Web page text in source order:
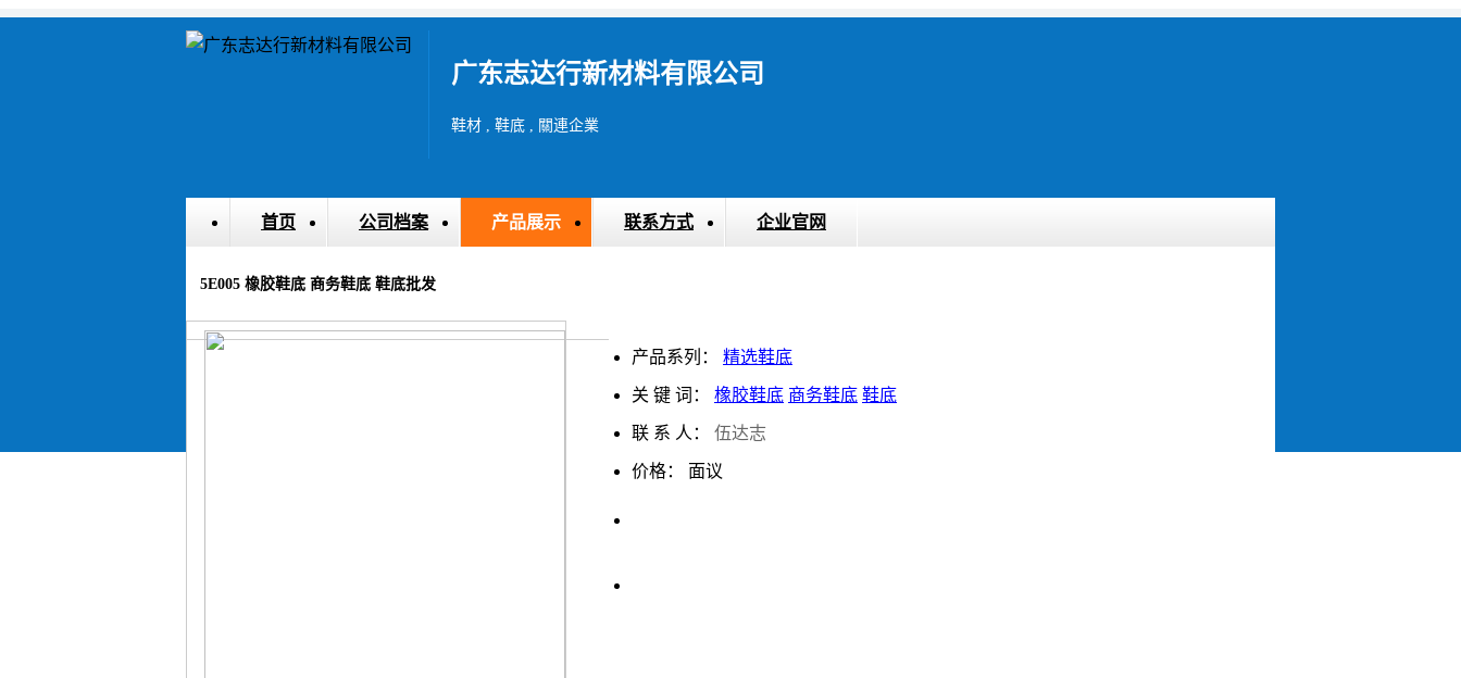
广东志达行新材料有限公司
鞋材 , 鞋底 , 關連企業
首页 公司档案 产品展示 联系方式 企业官网
5E005 橡胶鞋底 商务鞋底 鞋底批发
产品系列： 精选鞋底
关 键 词： 橡胶鞋底 商务鞋底 鞋底
联 系 人： 伍达志
价格： 面议